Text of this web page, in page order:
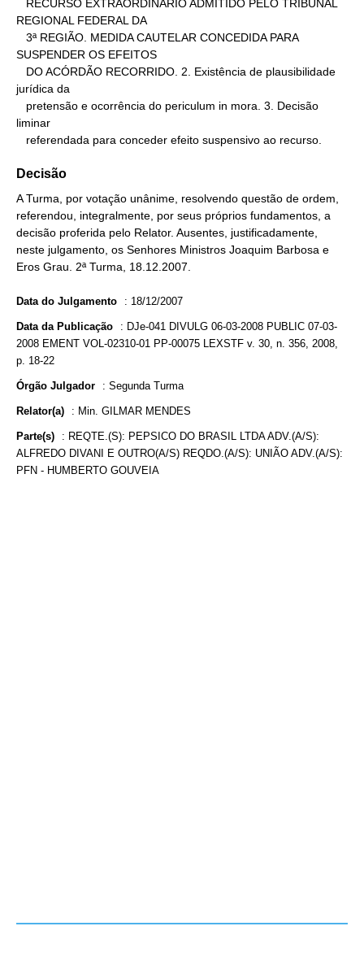
REGIONAL FEDERAL DA
SUSPENDER OS EFEITOS
jurídica da
liminar
   referendada para conceder efeito suspensivo ao recurso.
Decisão
A Turma, por votação unânime, resolvendo questão de ordem,
referendou, integralmente, por seus próprios fundamentos, a
decisão proferida pelo Relator. Ausentes, justificadamente,
neste julgamento, os Senhores Ministros Joaquim Barbosa e
Eros Grau. 2ª Turma, 18.12.2007.
Data do Julgamento : 18/12/2007
Data da Publicação : DJe-041 DIVULG 06-03-2008 PUBLIC 07-03-
2008 EMENT VOL-02310-01 PP-00075 LEXSTF v. 30, n. 356, 2008,
p. 18-22
Órgão Julgador : Segunda Turma
Relator(a) : Min. GILMAR MENDES
Parte(s) : REQTE.(S): PEPSICO DO BRASIL LTDA ADV.(A/S):
ALFREDO DIVANI E OUTRO(A/S) REQDO.(A/S): UNIÃO ADV.(A/S):
PFN - HUMBERTO GOUVEIA